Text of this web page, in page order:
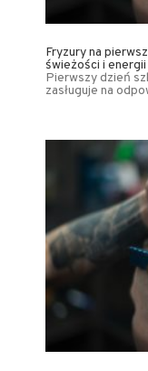
Fryzury na
świeżości i energii
Pierwszy dzień
zasługuje na